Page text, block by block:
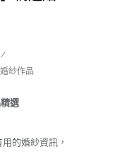
/
紗作品
選
用的婚紗資訊，